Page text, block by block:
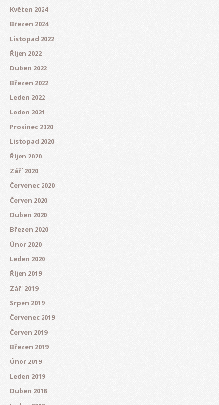
Květen 2024
Březen 2024
Listopad 2022
Říjen 2022
Duben 2022
Březen 2022
Leden 2022
Leden 2021
Prosinec 2020
Listopad 2020
Říjen 2020
Září 2020
Červenec 2020
Červen 2020
Duben 2020
Březen 2020
Únor 2020
Leden 2020
Říjen 2019
Září 2019
Srpen 2019
Červenec 2019
Červen 2019
Březen 2019
Únor 2019
Leden 2019
Duben 2018